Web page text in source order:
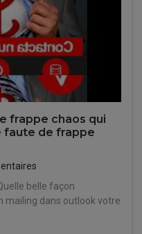
frappe chaos qui
faute de frappe
belle façon
mailing dans outlook votre